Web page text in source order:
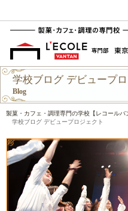
学校ブログ デビュープ
Blog
製菓・カフェ・調理専門の学校【レコールバ
学校ブログ デビュープロジェクト